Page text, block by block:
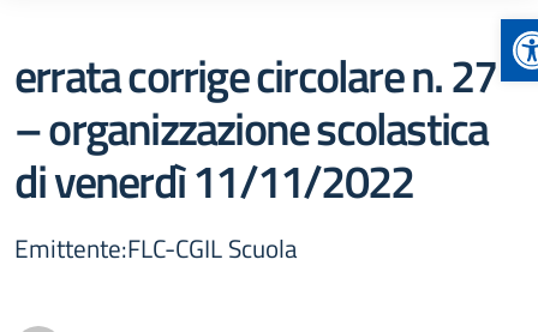
errata corrige circolare n. 27
– organizzazione scolastica
di venerdì 11/11/2022
Emittente:FLC-CGIL Scuola